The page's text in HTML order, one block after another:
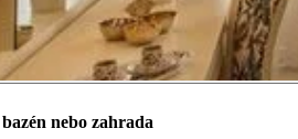
nebo zahrada